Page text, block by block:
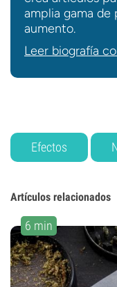
amplia gama
aumento.
Leer biografía
Efectos
Artículos relacionados
6 min